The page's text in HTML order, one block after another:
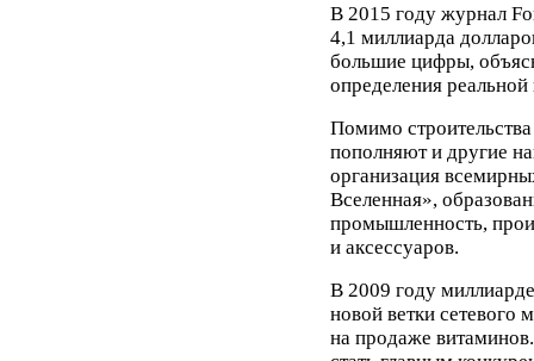
В 2015 году журнал
4,1 миллиарда
большие цифры,
определения
Помимо
пополняют и другие
организация
Вселенная»,
промышленность,
и аксессуаров.
В 2009 году
новой ветки сетевого
на продаже